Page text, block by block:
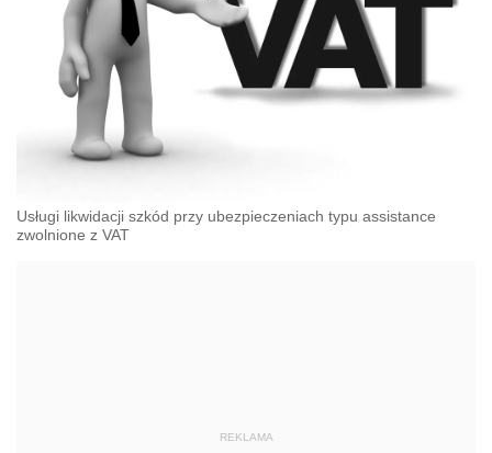
Usługi likwidacji szkód przy ubezpieczeniach typu assistance
zwolnione z VAT